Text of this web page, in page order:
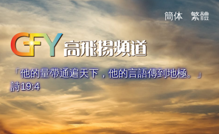
簡体 繁體
「他的量帶通遍天下，他的言語傳到地極。」
詩19:4